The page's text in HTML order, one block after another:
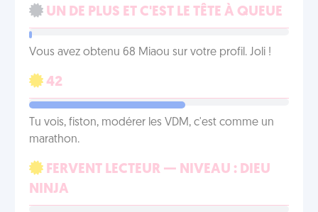
UN DE PLUS ET C'EST LE TÊTE À QUEUE
Vous avez obtenu 68 Miaou sur votre profil. Joli !
42
Tu vois, fiston, modérer les VDM, c'est comme un
marathon.
FERVENT LECTEUR — NIVEAU : DIEU
NINJA